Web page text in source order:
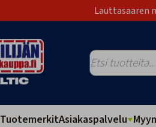
Lauttasaaren
TuotemerkitAsiakaspalvelu